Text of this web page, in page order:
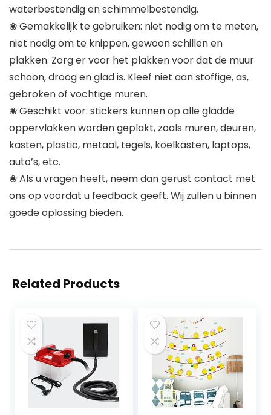
waterbestendig en schimmelbestendig.
❀ Gemakkelijk te gebruiken: niet nodig om te meten,
niet nodig om te knippen, gewoon schillen en
plakken. Zorg er voor het plakken voor dat de muur
schoon, droog en glad is. Kleef niet aan stoffige, as,
gebroken of vochtige muren.
❀ Geschikt voor: stickers kunnen op alle gladde
oppervlakken worden geplakt, zoals muren, deuren,
kasten, plastic, metaal, tegels, koelkasten, laptops,
auto’s, etc.
❀ Als u vragen heeft, neem dan gerust contact met
ons op voordat u feedback geeft. Wij zullen u binnen
goede oplossing bieden.
Related Products